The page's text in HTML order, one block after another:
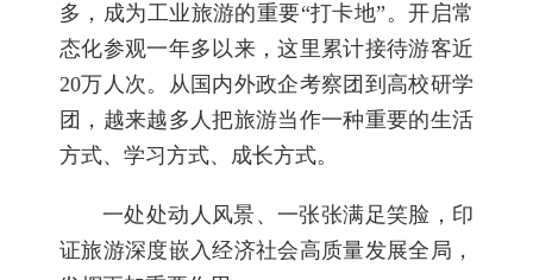
多，成为工业旅游的重要“打卡地”。开启常
态化参观一年多以来，这里累计接待游客近
20万人次。从国内外政企考察团到高校研学
团，越来越多人把旅游当作一种重要的生活
方式、学习方式、成长方式。
一处处动人风景、一张张满足笑脸，印
证旅游深度嵌入经济社会高质量发展全局，